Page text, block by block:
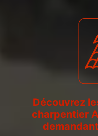
Découvrez
charpentier